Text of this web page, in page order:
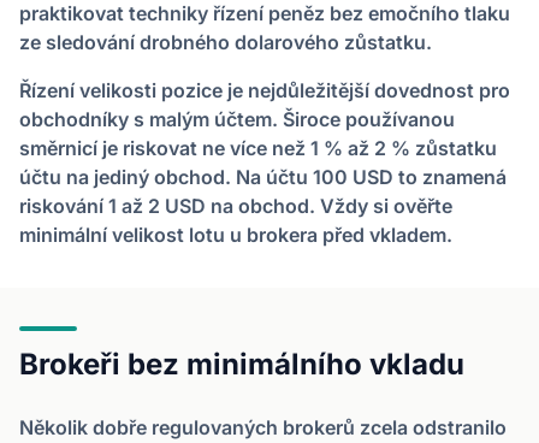
praktikovat techniky řízení peněz bez emočního tlaku
ze sledování drobného dolarového zůstatku.
Řízení velikosti pozice je nejdůležitější dovednost pro
obchodníky s malým účtem. Široce používanou
směrnicí je riskovat ne více než 1 % až 2 % zůstatku
účtu na jediný obchod. Na účtu 100 USD to znamená
riskování 1 až 2 USD na obchod. Vždy si ověřte
minimální velikost lotu u brokera před vkladem.
Brokeři bez minimálního vkladu
Několik dobře regulovaných brokerů zcela odstranilo